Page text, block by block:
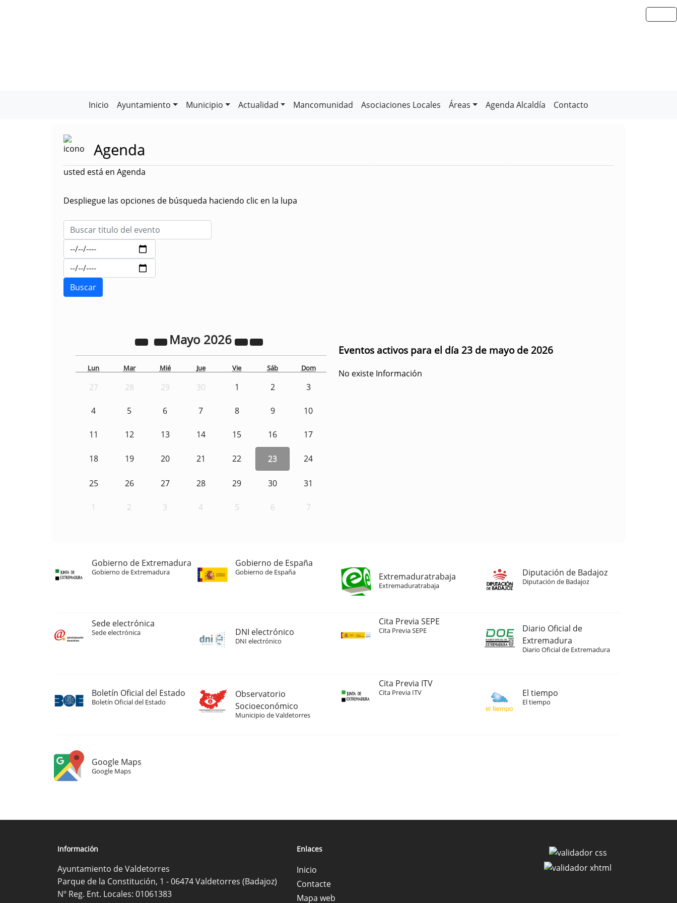
Inicio Ayuntamiento Municipio Actualidad Mancomunidad Asociaciones Locales Áreas Agenda Alcaldía Contacto
Agenda
usted está en Agenda
Despliegue las opciones de búsqueda haciendo clic en la lupa
Mayo 2026
Lun Mar Mié Jue Vie Sáb Dom
27 28 29 30 1 2 3
4 5 6 7 8 9 10
11 12 13 14 15 16 17
18 19 20 21 22 23 24
25 26 27 28 29 30 31
1 2 3 4 5 6 7
Eventos activos para el día 23 de mayo de 2026
No existe Información
Gobierno de Extremadura
Gobierno de Extremadura
Gobierno de España
Gobierno de España Extremaduratrabaja
Extremaduratrabaja
Diputación de Badajoz
Diputación de Badajoz
Sede electrónica
Sede electrónica DNI electrónico
DNI electrónico
Cita Previa SEPE
Cita Previa SEPE
Diario Oficial de
Extremadura
Diario Oficial de Extremadura
Boletín Oficial del Estado
Boletín Oficial del Estado
Observatorio
Socioeconómico
Municipio de Valdetorres
Cita Previa ITV
Cita Previa ITV El tiempo
El tiempo
Google Maps
Google Maps
Información
Ayuntamiento de Valdetorres
Parque de la Constitución, 1 - 06474 Valdetorres (Badajoz)
Nº Reg. Ent. Locales: 01061383
Enlaces
Inicio
Contacte
Mapa web